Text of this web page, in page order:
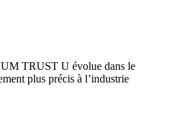
TRUST U évolue dans le
plus précis à l’industrie